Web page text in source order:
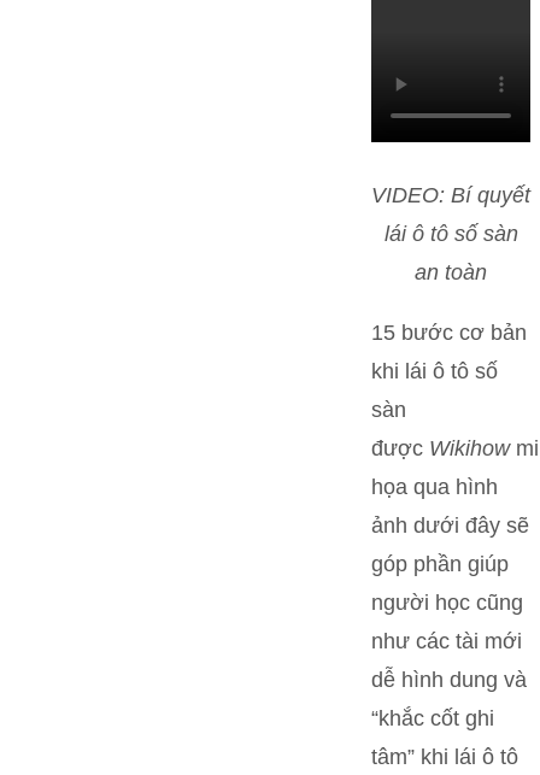
VIDEO: Bí quyết
lái ô tô số sàn
an toàn
15 bước cơ bản
khi lái ô tô số
sàn
được Wikihow
họa qua hình
ảnh dưới đây sẽ
góp phần giúp
người học cũng
như các tài mới
dễ hình dung và
“khắc cốt ghi
tâm” khi lái ô tô